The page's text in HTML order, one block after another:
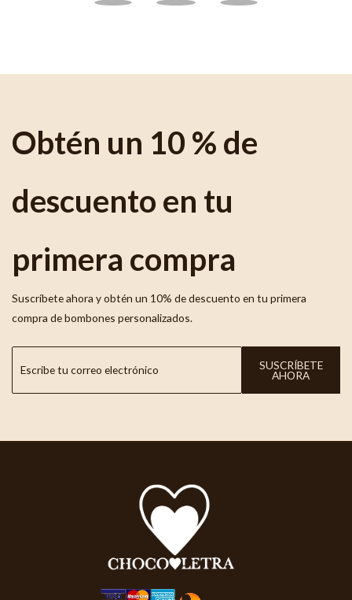
Obtén un 10 % de
descuento en tu
primera compra
Suscríbete ahora y obtén un 10% de descuento en tu primera
compra de bombones personalizados.
SUSCRÍBETE
AHORA